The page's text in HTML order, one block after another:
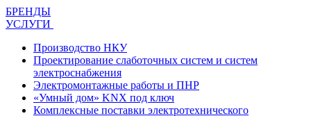
БРЕНДЫ
УСЛУГИ
Производство НКУ
Проектирование слаботочных систем и систем
электроснабжения
Электромонтажные работы и ПНР
«Умный дом» KNX под ключ
Комплексные поставки электротехнического